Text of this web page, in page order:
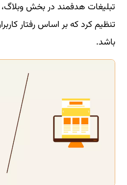
تبلیغات هدفمند در بخش وبلاگ،
تنظیم کرد که بر اساس رفتار
باشد.